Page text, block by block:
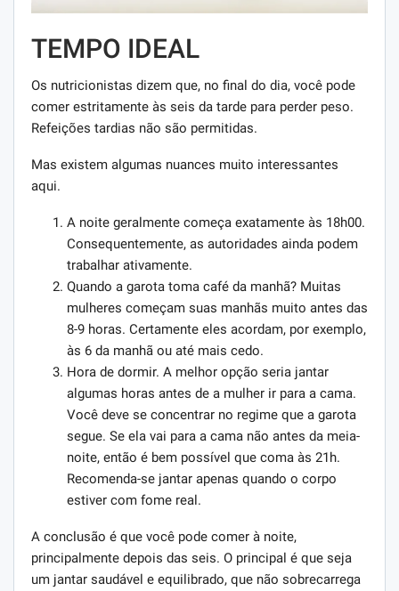
TEMPO IDEAL
Os nutricionistas dizem que, no final do dia, você pode
comer estritamente às seis da tarde para perder peso.
Refeições tardias não são permitidas.
Mas existem algumas nuances muito interessantes
aqui.
A noite geralmente começa exatamente às 18h00.
Consequentemente, as autoridades ainda podem
trabalhar ativamente.
Quando a garota toma café da manhã? Muitas
mulheres começam suas manhãs muito antes das
8-9 horas. Certamente eles acordam, por exemplo,
às 6 da manhã ou até mais cedo.
Hora de dormir. A melhor opção seria jantar
algumas horas antes de a mulher ir para a cama.
Você deve se concentrar no regime que a garota
segue. Se ela vai para a cama não antes da meia-
noite, então é bem possível que coma às 21h.
Recomenda-se jantar apenas quando o corpo
estiver com fome real.
A conclusão é que você pode comer à noite,
principalmente depois das seis. O principal é que seja
um jantar saudável e equilibrado, que não sobrecarrega